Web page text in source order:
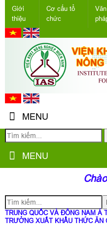
Giới
thiệu
Cơ cấu tổ
chức
MENU
MENU
TRUNG QUỐC VÀ ĐÔNG NAM Á
TRƯỞNG XUẤT KHẨU THỨC ĂN